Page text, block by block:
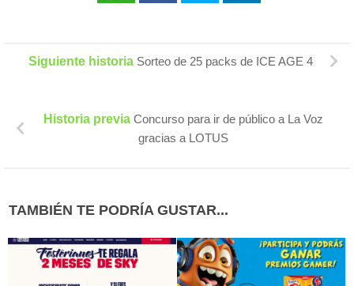
Siguiente historia Sorteo de 25 packs de ICE AGE 4
Historia previa Concurso para ir de público a La Voz
gracias a LOTUS
TAMBIÉN TE PODRÍA GUSTAR...